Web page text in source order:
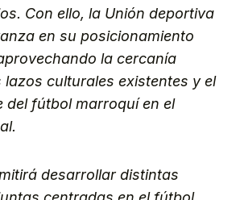
Con ello, la Unión deportiva
en su posicionamiento
la cercanía
culturales existentes y el
del fútbol marroquí en el
desarrollar distintas